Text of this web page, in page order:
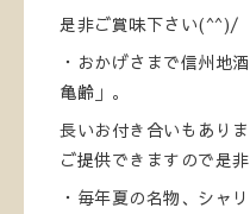
是非ご賞味下さい(^^)/
・おかげさまで信州地
亀齢」。
長いお付き合いもあり
ご提供できますので是
・毎年夏の名物、シャ